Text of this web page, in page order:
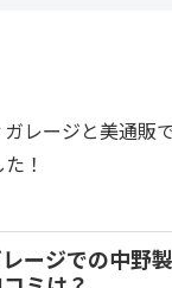
レージと美通販
！
ージでの中野